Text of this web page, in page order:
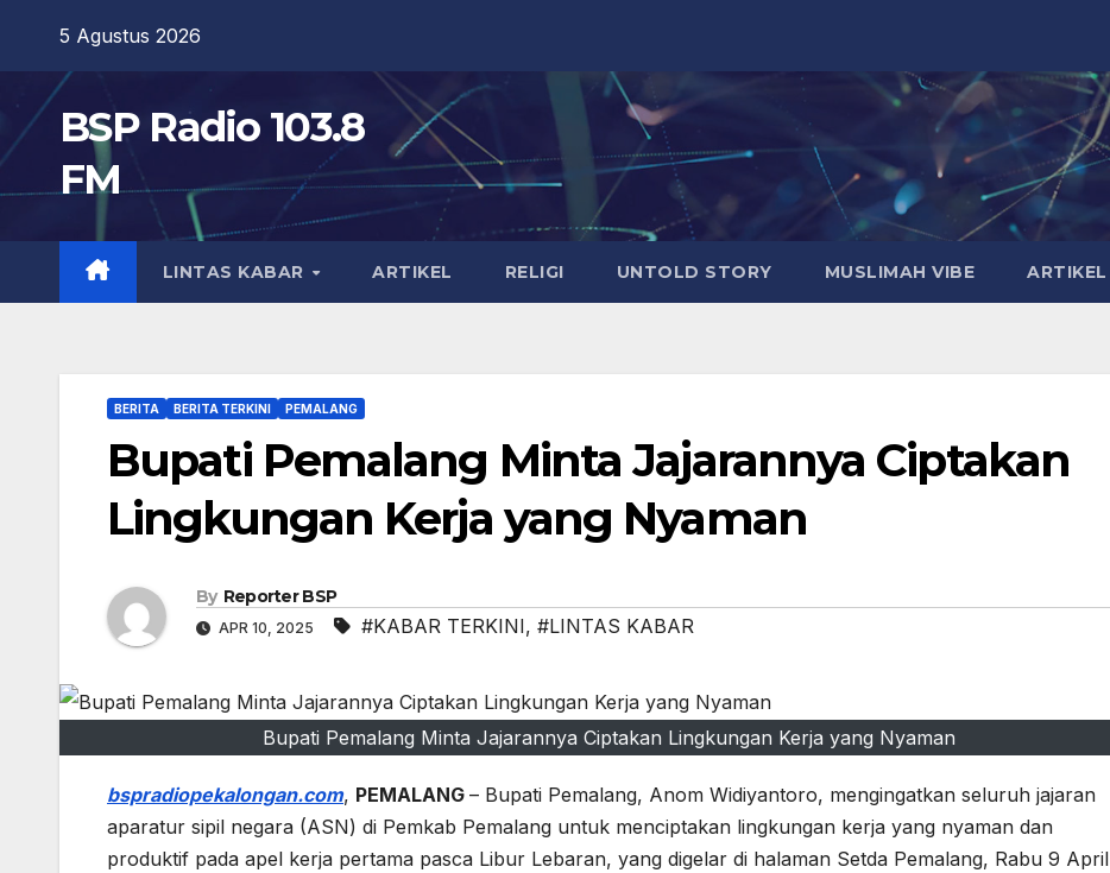
content
5 Agustus 2026
BSP Radio 103.8
FM
LINTAS KABAR ARTIKEL RELIGI UNTOLD STORY MUSLIMAH VIBE ARTIKEL
BERITA BERITA TERKINI PEMALANG
Bupati Pemalang Minta Jajarannya Ciptakan
Lingkungan Kerja yang Nyaman
By Reporter BSP
APR 10, 2025 #KABAR TERKINI, #LINTAS KABAR
Bupati Pemalang Minta Jajarannya Ciptakan Lingkungan Kerja yang Nyaman
bspradiopekalongan.com, PEMALANG – Bupati Pemalang, Anom Widiyantoro, mengingatkan seluruh jajaran
aparatur sipil negara (ASN) di Pemkab Pemalang untuk menciptakan lingkungan kerja yang nyaman dan
produktif pada apel kerja pertama pasca Libur Lebaran, yang digelar di halaman Setda Pemalang, Rabu 9 April